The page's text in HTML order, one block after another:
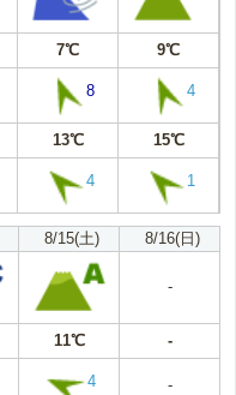
7℃ 9℃
8 4
13℃ 15℃
4 1
8/15(土) 8/16(日)
-
11℃ -
4 -